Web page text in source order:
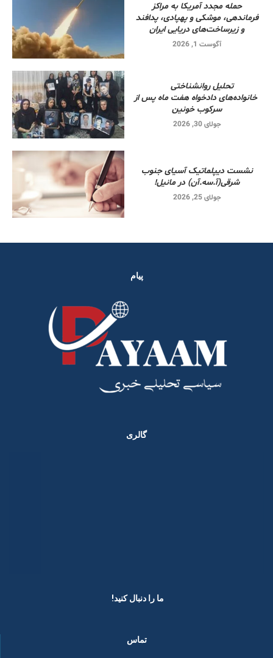
حمله مجدد آمریکا به مراکز
فرماندهی، موشکی و پهپادی، پدافند
و زیرساخت‌های دریایی ایران
آگوست 1, 2026
تحلیل روانشناختی
خانواده‌های دادخواه هفت ماه پس از
سرکوب خونین
جولای 30, 2026
نشست دیپلماتیک آسیای جنوب
شرقی‌(آ.سه.آن) در مانیل!
جولای 25, 2026
پیام
گالری
ما را دنبال کنید! ​
تماس